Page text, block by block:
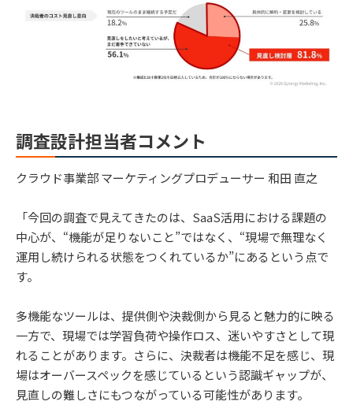
調査設計担当者コメント
クラウド事業部 マーケティングプロデューサー 和田 直之
「今回の調査で見えてきたのは、SaaS活用における課題の
中心が、“機能が足りないこと”ではなく、“現場で無理なく
運用し続けられる状態をつくれているか”にあるという点で
す。
多機能なツールは、提供側や決裁側から見ると魅力的に映る
一方で、現場では学習負荷や操作ロス、迷いやすさとして現
れることがあります。さらに、決裁者は機能不足を感じ、現
場はオーバースペックを感じているという認識ギャップが、
見直しの難しさにもつながっている可能性があります。